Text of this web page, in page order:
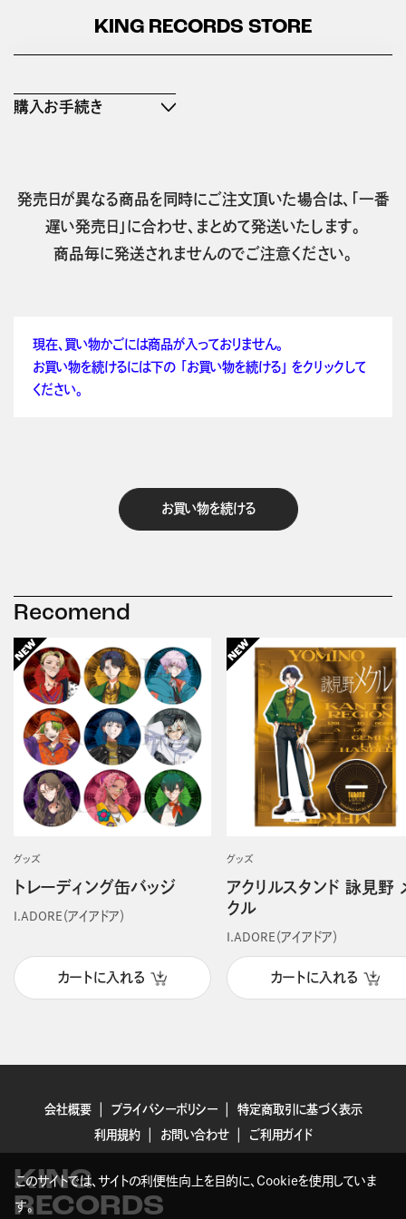
KING RECORDS STORE
購入お手続き
発売日が異なる商品を同時にご注文頂いた場合は、「一番
遅い発売日」に合わせ、まとめて発送いたします。
商品毎に発送されませんのでご注意ください。
現在、買い物かごには商品が入っておりません。
お買い物を続けるには下の 「お買い物を続ける」 をクリックして
ください。
お買い物を続ける
Recomend
グッズ
トレーディング缶バッジ
I.ADORE（アイアドア）
カートに入れる
グッズ
アクリルスタンド 詠見野
クル
I.ADORE（アイアドア）
カートに入れる
会社概要 プライバシーポリシー
特定商取引に基づく表示
利用規約
お問い合わせ ご利用ガイド
KING
RECORDS
このサイトでは、サイトの利便性向上を目的に、Cookieを使用していま
す。